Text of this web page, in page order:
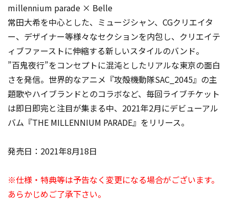
millennium parade × Belle
常田大希を中心とした、ミュージシャン、CGクリエイタ
ー、デザイナー等様々なセクションを内包し、クリエイテ
ィブファーストに伸縮する新しいスタイルのバンド。
”百鬼夜行”をコンセプトに混沌としたリアルな東京の面白
さを発信。世界的なアニメ『攻殻機動隊SAC_2045』の主
題歌やハイブランドとのコラボなど、毎回ライブチケット
は即日即完と注目が集まる中、2021年2月にデビューアル
バム『THE MILLENNIUM PARADE』をリリース。
発売日：2021年8月18日
※仕様・特典等は予告なく変更になる場合がございます。
あらかじめご了承下さい。